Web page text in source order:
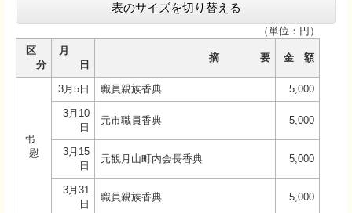
表のサイズを切り替える
（単位：円）
区
分
月
日
摘 要 金 額
弔
慰
3月5日 職員親族香典 5,000
3月10
日
元市職員香典 5,000
3月15
日
元観月山町内会長香典 5,000
3月31
日
職員親族香典 5,000